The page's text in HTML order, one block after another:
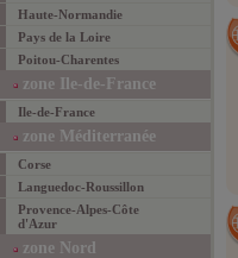
Haute-Normandie
Pays de la Loire
Poitou-Charentes
zone Ile-de-France
Ile-de-France
zone Méditerranée
Corse
Languedoc-Roussillon
Provence-Alpes-Côte
d'Azur
zone Nord